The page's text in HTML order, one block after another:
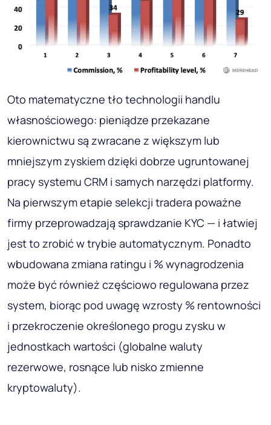
Oto matematyczne tło technologii handlu
własnościowego: pieniądze przekazane
kierownictwu są zwracane z większym lub
mniejszym zyskiem dzięki dobrze ugruntowanej
pracy systemu CRM i samych narzędzi platformy.
Na pierwszym etapie selekcji tradera poważne
firmy przeprowadzają sprawdzanie KYC — i łatwiej
jest to zrobić w trybie automatycznym. Ponadto
wbudowana zmiana ratingu i % wynagrodzenia
może być również częściowo regulowana przez
system, biorąc pod uwagę wzrosty % rentowności
i przekroczenie określonego progu zysku w
jednostkach wartości (globalne waluty
rezerwowe, rosnące lub nisko zmienne
kryptowaluty).